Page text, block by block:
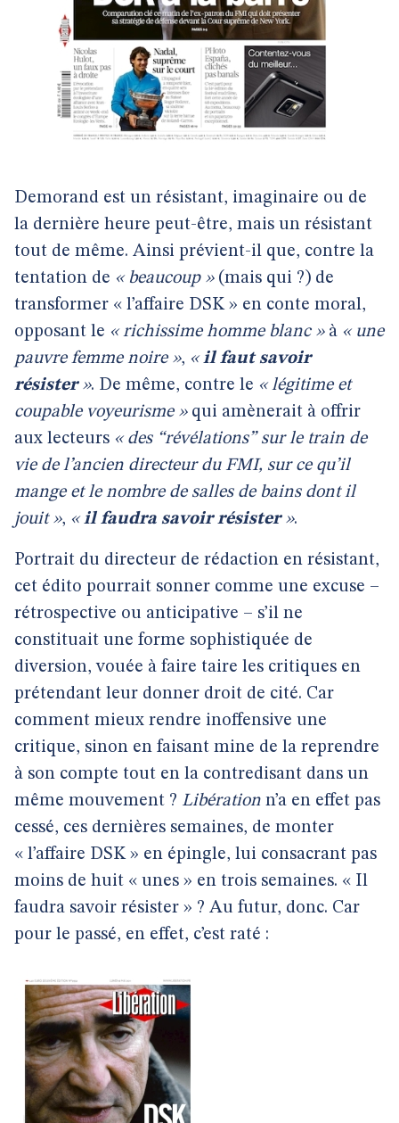
Demorand est un résistant, imaginaire ou de
la dernière heure peut-être, mais un résistant
tout de même. Ainsi prévient-il que, contre la
tentation de « beaucoup »(mais qui ?) de
transformer « l’affaire DSK » en conte moral,
opposant le « richissime homme blanc »à « une
pauvre femme noire », «il faut savoir
résister». De même, contre le « légitime et
coupable voyeurisme »qui amènerait à offrir
aux lecteurs « des “révélations” sur le train de
vie de l’ancien directeur du FMI, sur ce qu’il
mange et le nombre de salles de bains dont il
jouit », «il faudra savoir résister».
Portrait du directeur de rédaction en résistant,
cet édito pourrait sonner comme une excuse –
rétrospective ou anticipative – s’il ne
constituait une forme sophistiquée de
diversion, vouée à faire taire les critiques en
prétendant leur donner droit de cité. Car
comment mieux rendre inoffensive une
critique, sinon en faisant mine de la reprendre
à son compte tout en la contredisant dans un
même mouvement ? Libération n’a en effet pas
cessé, ces dernières semaines, de monter
« l’affaire DSK » en épingle, lui consacrant pas
moins de huit « unes » en trois semaines. « Il
faudra savoir résister » ? Au futur, donc. Car
pour le passé, en effet, c’est raté :